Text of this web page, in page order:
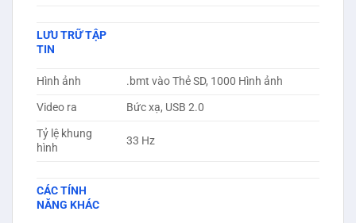
LƯU TRỮ TẬP
TIN
Hình ảnh
.bmt vào Thẻ SD, 1000 Hình ảnh
Video ra
Bức xạ, USB 2.0
Tỷ lệ khung
hình
33 Hz
CÁC TÍNH
NĂNG KHÁC